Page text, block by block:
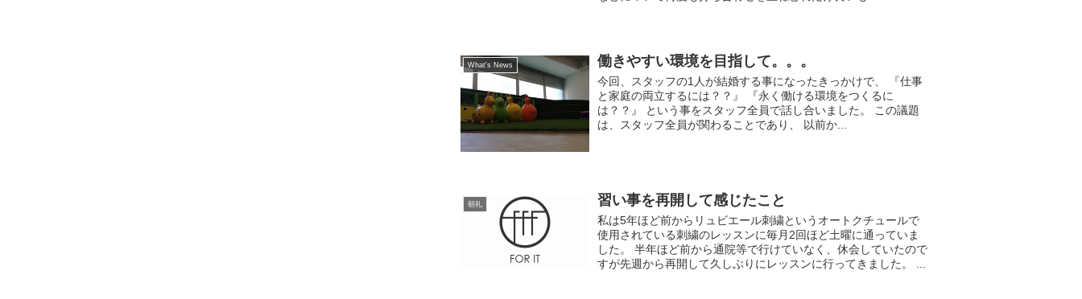
What's News 働きやすい環境を目指して。。。
今回、スタッフの1人が結婚する事になったきっかけで、 『仕事
と家庭の両立するには？？』 『永く働ける環境をつくるに
は？？』 という事をスタッフ全員で話し合いました。 この議題
は、スタッフ全員が関わることであり、 以前か...
朝礼 習い事を再開して感じたこと
私は5年ほど前からリュビエール刺繍というオートクチュールで
使用されている刺繍のレッスンに毎月2回ほど土曜に通っていま
した。 半年ほど前から通院等で行けていなく、休会していたので
すが先週から再開して久しぶりにレッスンに行ってきました。 ...